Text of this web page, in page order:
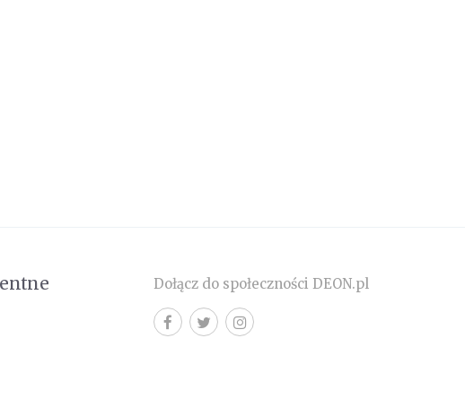
Dołącz do społeczności DEON.pl